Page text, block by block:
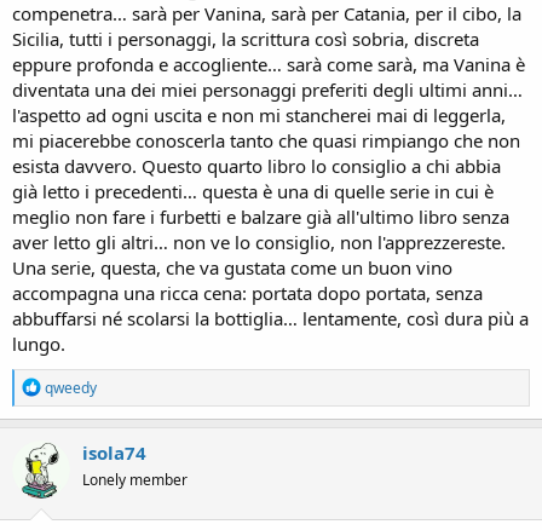
compenetra… sarà per Vanina, sarà per Catania, per il cibo, la
Sicilia, tutti i personaggi, la scrittura così sobria, discreta
eppure profonda e accogliente… sarà come sarà, ma Vanina è
diventata una dei miei personaggi preferiti degli ultimi anni…
l'aspetto ad ogni uscita e non mi stancherei mai di leggerla,
mi piacerebbe conoscerla tanto che quasi rimpiango che non
esista davvero. Questo quarto libro lo consiglio a chi abbia
già letto i precedenti… questa è una di quelle serie in cui è
meglio non fare i furbetti e balzare già all'ultimo libro senza
aver letto gli altri… non ve lo consiglio, non l'apprezzereste.
Una serie, questa, che va gustata come un buon vino
accompagna una ricca cena: portata dopo portata, senza
abbuffarsi né scolarsi la bottiglia… lentamente, così dura più a
lungo.
R
e
a
c
t
i
o
n
qweedy
isola74
Lonely member